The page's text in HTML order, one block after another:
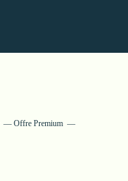
Offre Premium